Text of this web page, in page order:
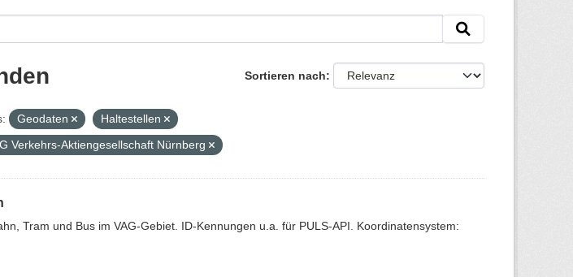
Sortieren nach
Geodaten
Haltestellen
Verkehrs-Aktiengesellschaft Nürnberg
Tram und Bus im VAG-Gebiet. ID-Kennungen u.a. für PULS-API. Koordinatensystem: